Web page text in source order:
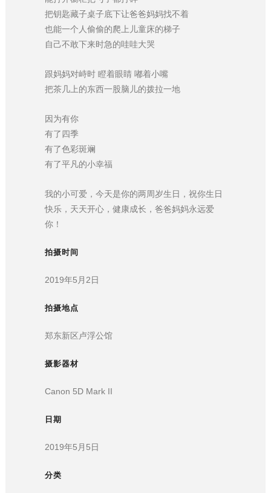
把钥匙藏子桌子底下让爸爸妈妈找不着
也能一个人偷偷的爬上儿童床的梯子
自己不敢下来时急的哇哇大哭
跟妈妈对峙时 瞪着眼睛 嘟着小嘴
把茶几上的东西一股脑儿的拨拉一地
因为有你
有了四季
有了色彩斑斓
有了平凡的小幸福
我的小可爱，今天是你的两周岁生日，祝你生日
快乐，天天开心，健康成长，爸爸妈妈永远爱
你！
拍摄时间
2019年5月2日
拍摄地点
郑东新区卢浮公馆
摄影器材
Canon 5D Mark II
日期
2019年5月5日
分类